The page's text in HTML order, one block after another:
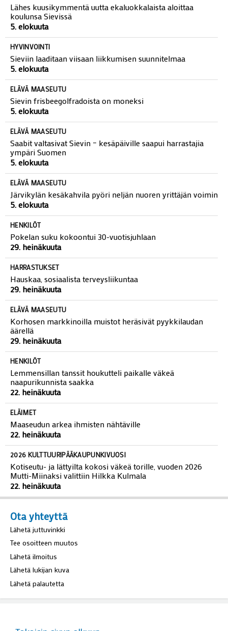
Lähes kuusikymmentä uutta ekaluokkalaista aloittaa
koulunsa Sievissä
5. elokuuta
HYVINVOINTI
Sieviin laaditaan viisaan liikkumisen suunnitelmaa
5. elokuuta
ELÄVÄ MAASEUTU
Sievin frisbeegolfradoista on moneksi
5. elokuuta
ELÄVÄ MAASEUTU
Saabit valtasivat Sievin – kesäpäiville saapui harrastajia
ympäri Suomen
5. elokuuta
ELÄVÄ MAASEUTU
Järvikylän kesäkahvila pyöri neljän nuoren yrittäjän voimin
5. elokuuta
HENKILÖT
Pokelan suku kokoontui 30-vuotisjuhlaan
29. heinäkuuta
HARRASTUKSET
Hauskaa, sosiaalista terveysliikuntaa
29. heinäkuuta
ELÄVÄ MAASEUTU
Korhosen markkinoilla muistot heräsivät pyykkilaudan
äärellä
29. heinäkuuta
HENKILÖT
Lemmensillan tanssit houkutteli paikalle väkeä
naapurikunnista saakka
22. heinäkuuta
ELÄIMET
Maaseudun arkea ihmisten nähtäville
22. heinäkuuta
2026 KULTTUURIPÄÄKAUPUNKIVUOSI
Kotiseutu- ja lättyilta kokosi väkeä torille, vuoden 2026
Mutti-Miinaksi valittiin Hilkka Kulmala
22. heinäkuuta
Ota yhteyttä
Lähetä juttuvinkki
Tee osoitteen muutos
Lähetä ilmoitus
Lähetä lukijan kuva
Lähetä palautetta